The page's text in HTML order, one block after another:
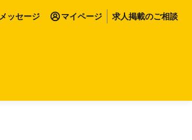
メッセージ マイページ 求人掲載のご相談